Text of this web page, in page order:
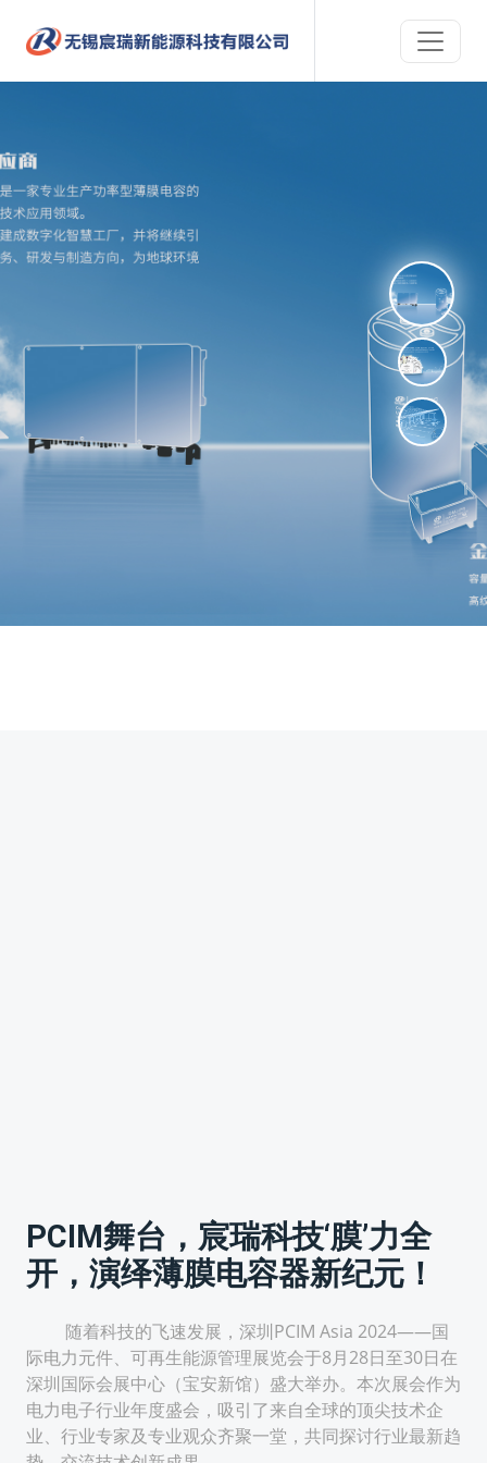
PCIM舞台，宸瑞科技‘膜’力全
开，演绎薄膜电容器新纪元！
随着科技的飞速发展，深圳PCIM Asia 2024——国
际电力元件、可再生能源管理展览会于8月28日至30日在
深圳国际会展中心（宝安新馆）盛大举办。本次展会作为
电力电子行业年度盛会，吸引了来自全球的顶尖技术企
业、行业专家及专业观众齐聚一堂，共同探讨行业最新趋